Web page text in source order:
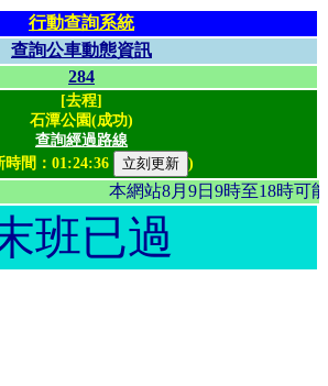
行動查詢系統
查詢公車動態資訊
284
[去程]
石潭公園(成功)
查詢經過路線
間： 01:24:36 )
本網站8月9日9時至18
班已過